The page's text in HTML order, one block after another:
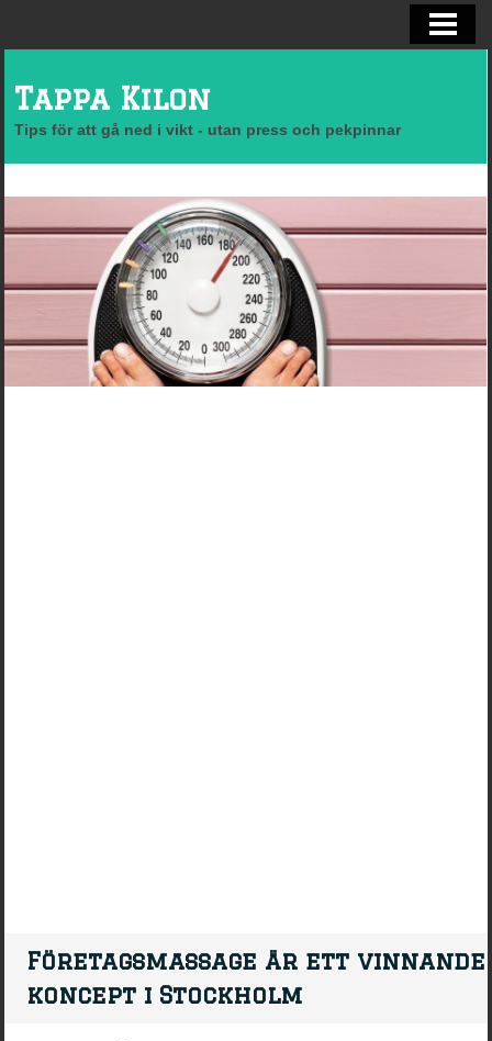
BRÄNNA FETT PÅ MAGEN
BLOGG
Tappa Kilon
Tips för att gå ned i vikt - utan press och pekpinnar
Företagsmassage är ett vinnande
koncept i Stockholm